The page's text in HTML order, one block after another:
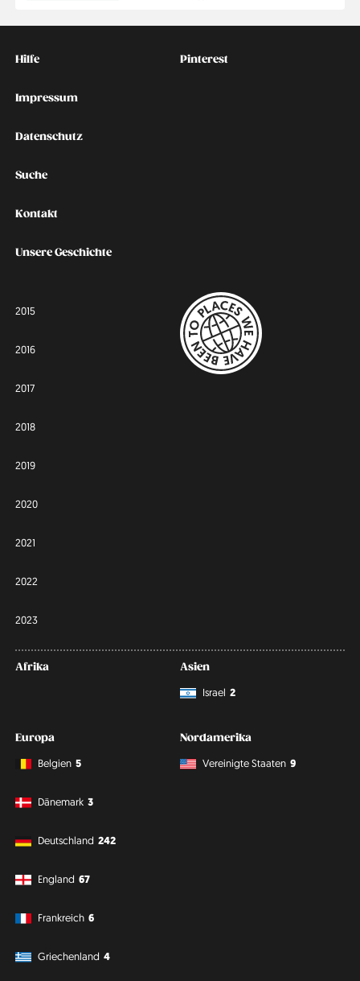
Kontakt
Hilfe
Impressum
Datenschutz
Suche
Kontakt
Unsere Geschichte
Social
Pinterest
2015
2016
2017
2018
2019
2020
2021
2022
2023
Afrika
Asien
Israel 2
Europa
Belgien 5
Dänemark 3
Deutschland 242
England 67
Frankreich 6
Griechenland 4
Nordamerika
Vereinigte Staaten 9